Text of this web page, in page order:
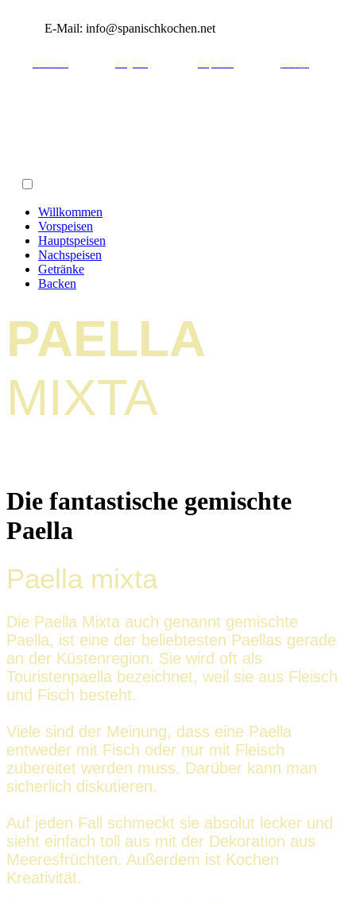
E-Mail: info@spanischkochen.net
Deutsch English Español 日本語
Willkommen
Vorspeisen
Hauptspeisen
Nachspeisen
Getränke
Backen
PAELLA
MIXTA
Die fantastische gemischte
Paella
Paella mixta
Die Paella Mixta auch genannt gemischte
Paella, ist eine der beliebtesten Paellas gerade
an der Küstenregion. Sie wird oft als
Touristenpaella bezeichnet, weil sie aus Fleisch
und Fisch besteht.
Viele sind der Meinung, dass eine Paella
entweder mit Fisch oder nur mit Fleisch
zubereitet werden muss. Darüber kann man
sicherlich diskutieren.
Auf jeden Fall schmeckt sie absolut lecker und
sieht einfach toll aus mit der Dekoration aus
Meeresfrüchten. Außerdem ist Kochen
Kreativität.